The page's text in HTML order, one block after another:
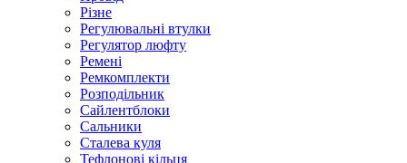
Різне
Регулювальні втулки
Регулятор люфту
Ремені
Ремкомплекти
Розподільник
Сайлентблоки
Сальники
Сталева куля
Тефлонові кільця